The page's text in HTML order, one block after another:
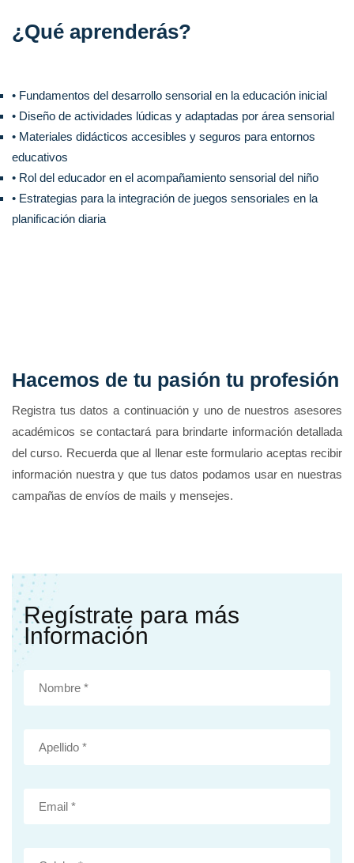
¿Qué aprenderás?
• Fundamentos del desarrollo sensorial en la educación inicial
• Diseño de actividades lúdicas y adaptadas por área sensorial
• Materiales didácticos accesibles y seguros para entornos
educativos
• Rol del educador en el acompañamiento sensorial del niño
• Estrategias para la integración de juegos sensoriales en la
planificación diaria
Hacemos de tu pasión tu profesión
Registra tus datos a continuación y uno de nuestros asesores
académicos se contactará para brindarte información detallada
del curso. Recuerda que al llenar este formulario aceptas recibir
información nuestra y que tus datos podamos usar en nuestras
campañas de envíos de mails y mensejes.
Regístrate para más
Información